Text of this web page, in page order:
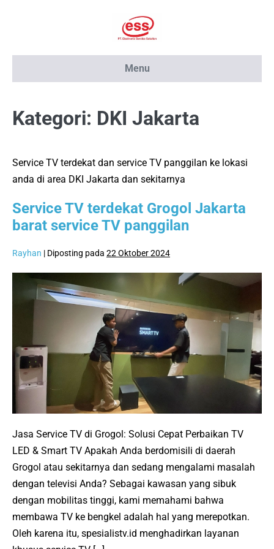
Menu
Kategori: DKI Jakarta
Service TV terdekat dan service TV panggilan ke lokasi
anda di area DKI Jakarta dan sekitarnya
Service TV terdekat Grogol Jakarta
barat service TV panggilan
Rayhan | Diposting pada 22 Oktober 2024
Service
Jakarta
barat
service
panggilan
Jasa Service TV di Grogol: Solusi Cepat Perbaikan TV
LED & Smart TV Apakah Anda berdomisili di daerah
Grogol atau sekitarnya dan sedang mengalami masalah
dengan televisi Anda? Sebagai kawasan yang sibuk
dengan mobilitas tinggi, kami memahami bahwa
membawa TV ke bengkel adalah hal yang merepotkan.
Oleh karena itu, spesialistv.id menghadirkan layanan